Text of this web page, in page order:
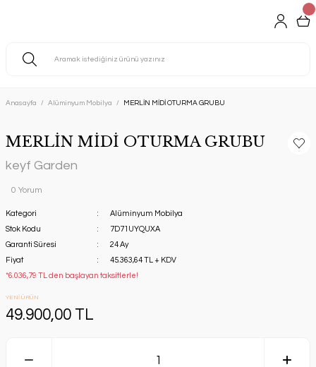
Anasayfa Alüminyum Mobilya MERLİN MİDİ OTURMA GRUBU
MERLİN MİDİ OTURMA GRUBU
keyf Garden
0 Yorum
Kategori
Alüminyum Mobilya
Stok Kodu
7D71UYQUXA
Garanti Süresi
24 Ay
Fiyat
45.363,64 TL + KDV
*6.036,79 TL den başlayan taksitlerle!
YENİ ÜRÜN
49.900,00 TL